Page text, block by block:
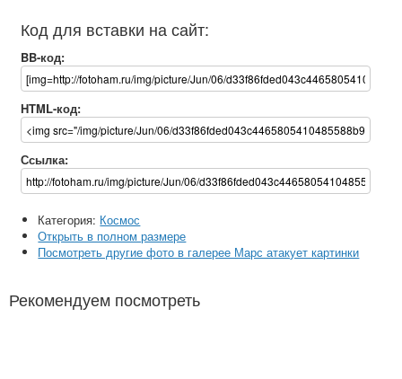
Код для вставки на сайт:
BB-код:
HTML-код:
Ссылка:
Категория: Космос
Открыть в полном размере
Посмотреть другие фото в галерее Марс атакует картинки
Рекомендуем посмотреть